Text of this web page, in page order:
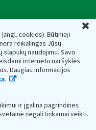
(angl. cookies). Būtinieji
reikalingas Jūsų
naudojimu. Savo
interneto naršyklės
Daugiau informacijos
ir įgalina pagrindines
negali tinkamai veikti.
— 188659752,
Lietuva, el.paštas:
188659752
prie Lietuvos
ir saugomi Juridinių